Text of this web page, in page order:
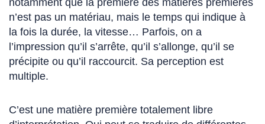
notamment que la première des matières premières
n’est pas un matériau, mais le temps qui indique à
la fois la durée, la vitesse… Parfois, on a
l’impression qu’il s’arrête, qu’il s’allonge, qu’il se
précipite ou qu’il raccourcit. Sa perception est
multiple.
C’est une matière première totalement libre